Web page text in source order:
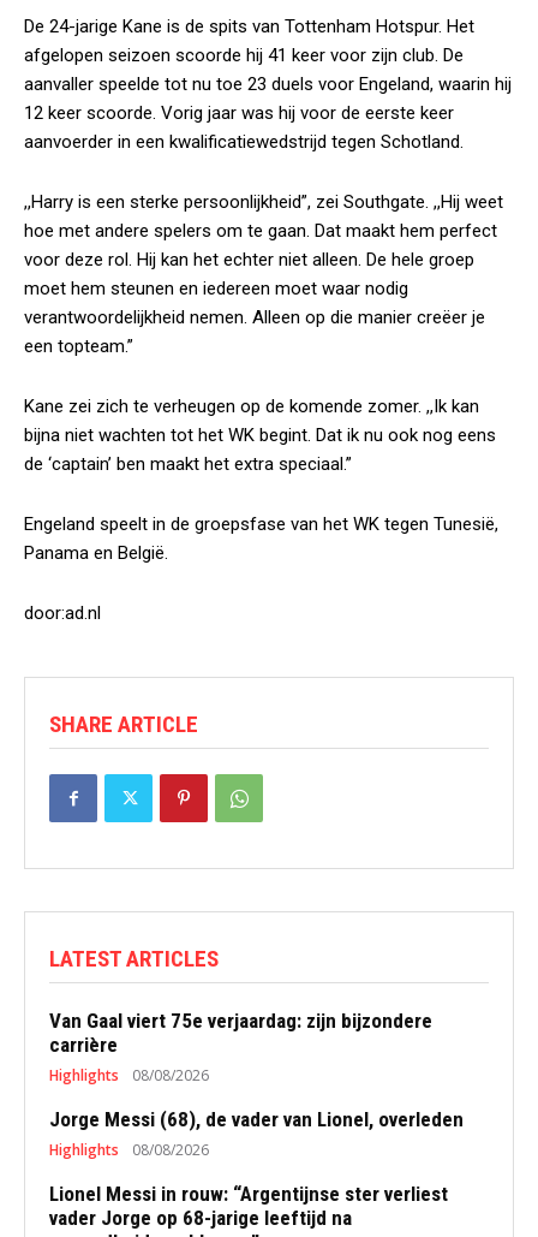
De 24-jarige Kane is de spits van Tottenham Hotspur. Het
afgelopen seizoen scoorde hij 41 keer voor zijn club. De
aanvaller speelde tot nu toe 23 duels voor Engeland, waarin hij
12 keer scoorde. Vorig jaar was hij voor de eerste keer
aanvoerder in een kwalificatiewedstrijd tegen Schotland.
,,Harry is een sterke persoonlijkheid”, zei Southgate. ,,Hij weet
hoe met andere spelers om te gaan. Dat maakt hem perfect
voor deze rol. Hij kan het echter niet alleen. De hele groep
moet hem steunen en iedereen moet waar nodig
verantwoordelijkheid nemen. Alleen op die manier creëer je
een topteam.”
Kane zei zich te verheugen op de komende zomer. ,,Ik kan
bijna niet wachten tot het WK begint. Dat ik nu ook nog eens
de ‘captain’ ben maakt het extra speciaal.”
Engeland speelt in de groepsfase van het WK tegen Tunesië,
Panama en België.
door:ad.nl
SHARE ARTICLE
LATEST ARTICLES
Van Gaal viert 75e verjaardag: zijn bijzondere
carrière
Highlights 08/08/2026
Jorge Messi (68), de vader van Lionel, overleden
Highlights 08/08/2026
Lionel Messi in rouw: “Argentijnse ster verliest
vader Jorge op 68-jarige leeftijd na